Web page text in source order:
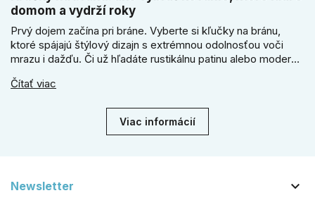
domom a vydrží roky
Prvý dojem začína pri bráne. Vyberte si kľučky na bránu,
ktoré spájajú štýlový dizajn s extrémnou odolnosťou voči
mrazu i dažďu. Či už hľadáte rustikálnu patinu alebo moderné
vydrží roky. Zabezpečte svoj vstup kvalitou, ktorá prežije
Čítať viac
Viac informácií
Newsletter 